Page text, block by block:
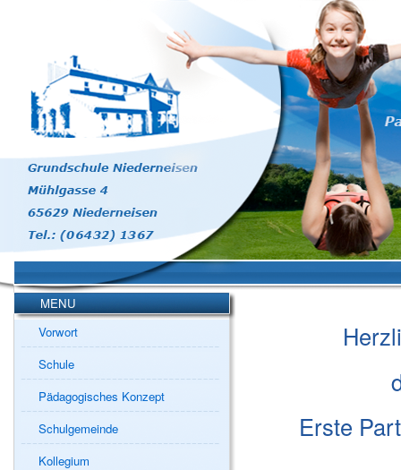
MENU
Vorwort
Schule
Pädagogisches Konzept
Schulgemeinde
Kollegium
Erste